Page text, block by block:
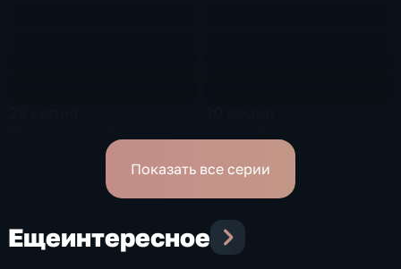
Показать все серии
Ещеинтересное